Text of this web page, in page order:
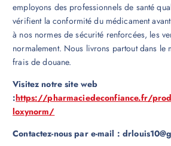
employons des professionnels de santé
vérifient la conformité du médicament
à nos normes de sécurité renforcées, les
normalement. Nous livrons partout dans le
frais de douane.
Visitez notre site web
:https://pharmaciedeconfiance.fr/
loxynorm/
Contactez-nous par e-mail :